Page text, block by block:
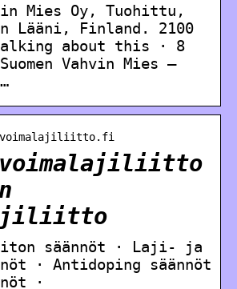
Mies Oy, Tuohittu,
Lääni, Finland. 2100
about this · 8
Vahvin Mies –
voimalajiliitto
Liiton säännöt · Laji- ja
· Antidoping säännöt
·